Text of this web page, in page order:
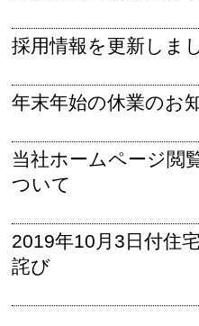
採用情報を更新しま
年末年始の休業のお
当社ホームページ閲
ついて
2019年10月3日付住
詫び